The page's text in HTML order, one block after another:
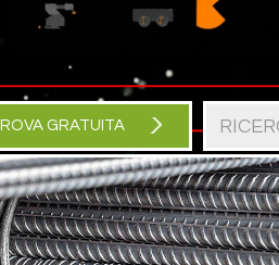
GRATUITA